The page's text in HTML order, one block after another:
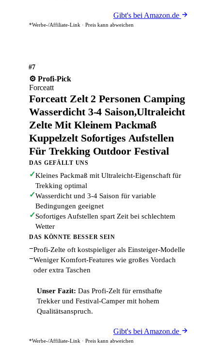
Gibt's bei Amazon.de
*Werbe-/Affiliate-Link · Preis kann abweichen
#7
⚙️ Profi-Pick
Forceatt
Forceatt Zelt 2 Personen Camping
Wasserdicht 3-4 Saison,Ultraleicht
Zelte Mit Kleinem Packmaß
Kuppelzelt Sofortiges Aufstellen
Für Trekking Outdoor Festival
DAS GEFÄLLT UNS
✓Kleines Packmaß mit Ultraleicht-Eigenschaft für
Trekking optimal
✓Wasserdicht und 3-4 Saison für variable
Bedingungen geeignet
✓Sofortiges Aufstellen spart Zeit bei schlechtem
Wetter
DAS KÖNNTE BESSER SEIN
−Profi-Zelte oft kostspieliger als Einsteiger-Modelle
−Weniger Komfort-Features wie großes Vordach
oder extra Taschen
Unser Fazit: Das Profi-Zelt für ernsthafte
Trekker und Festival-Camper mit hohem
Qualitätsanspruch.
Gibt's bei Amazon.de
*Werbe-/Affiliate-Link · Preis kann abweichen